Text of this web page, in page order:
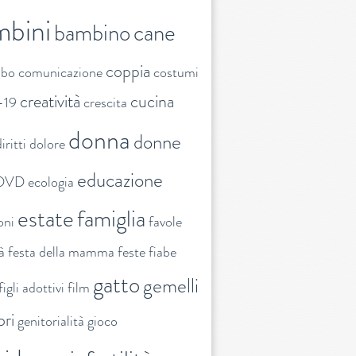
bambinocane
comunicazionecoppia costumi
creatività crescita cucina
doloredonnadonne
ecologia educazione
estatefamiglia favole
festa della mamma festefiabe
adottivi film gattogemelli
genitorialità gioco